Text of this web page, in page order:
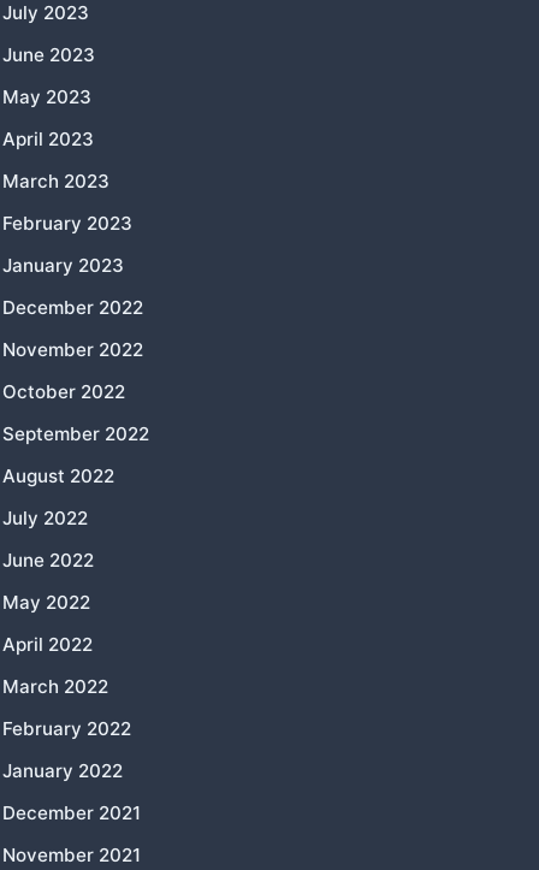
July 2023
June 2023
May 2023
April 2023
March 2023
February 2023
January 2023
December 2022
November 2022
October 2022
September 2022
August 2022
July 2022
June 2022
May 2022
April 2022
March 2022
February 2022
January 2022
December 2021
November 2021